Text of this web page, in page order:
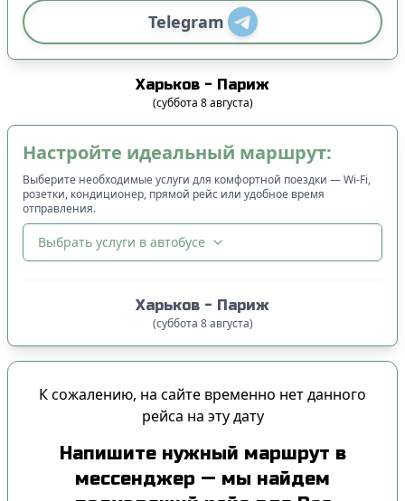
Telegram
Харьков - Париж
(суббота 8 августа)
Настройте идеальный маршрут:
Выберите необходимые услуги для комфортной поездки — Wi-Fi,
розетки, кондиционер, прямой рейс или удобное время
отправления.
Выбрать услуги в автобусе
Сначала дешёвые
Сначала ранние
Сначала вечерние
Время прибытия :
Сначала ранние
Харьков - Париж
(суббота 8 августа)
К сожалению, на сайте временно нет данного
рейса на эту дату
Напишите нужный маршрут в
мессенджер — мы найдем